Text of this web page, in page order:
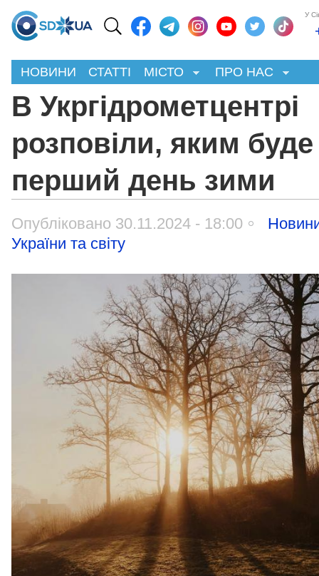
У
НОВИНИ СТАТТІ МІСТО ПРО НАС
В Укргідрометцентрі
розповіли, яким буде
перший день зими
Опубліковано 30.11.2024 - 18:00
України та світу